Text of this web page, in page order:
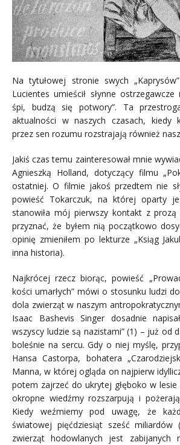
Na tytułowej stronie swych
Lucientes umieścił słynne
śpi, budzą się potwory”. Ta
aktualności w naszych czasach, kiedy
przez sen rozumu rozstrajają również
Jakiś czas temu zainteresował mnie
Agnieszką Holland, dotyczący filmu
ostatniej. O filmie jakoś przedtem nie
powieść Tokarczuk, na której oparty
stanowiła mój pierwszy kontakt z
przyznać, że byłem nią początkowo
opinię zmieniłem po lekturze „Ksiąg
inna historia).
Najkrócej rzecz biorąc, powieść
kości umarłych” mówi o stosunku ludzi
dola zwierząt w naszym
Isaac Bashevis Singer dosadnie
wszyscy ludzie są nazistami” (1) – już od
boleśnie na sercu. Gdy o niej myślę,
Hansa Castorpa, bohatera
Manna, w której ogląda on najpierw
potem zajrzeć do ukrytej głęboko w lesie
okropne wiedźmy rozszarpują i
Kiedy weźmiemy pod uwagę, że
światowej pięćdziesiąt sześć miliardów
zwierząt hodowlanych jest zabijanych